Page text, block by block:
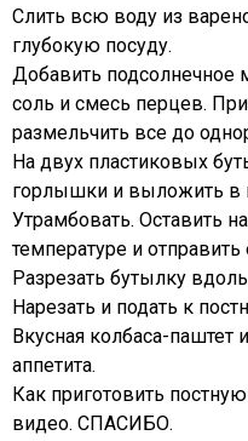
Слить всю воду из
глубокую посуду.
Добавить подсолнечное
соль и смесь перцев.
размельчить все до
На двух пластиковых
горлышки и выложить в
Утрамбовать. Оставить
температуре и
Разрезать бутылку
Нарезать и подать к
Вкусная колбаса-паштет
аппетита.
Как приготовить
видео. СПАСИБО.